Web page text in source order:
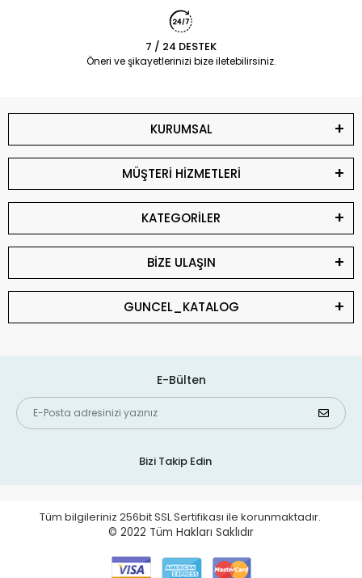
7 / 24 DESTEK
Öneri ve şikayetlerinizi bize iletebilirsiniz.
KURUMSAL
MÜŞTERİ HİZMETLERİ
KATEGORİLER
BİZE ULAŞIN
GUNCEL_KATALOG
E-Bülten
Bizi Takip Edin
Tüm bilgileriniz 256bit SSL Sertifikası ile korunmaktadır.
© 2022 Tüm Hakları Saklıdır